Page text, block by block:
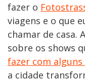
fazer o
viagens e o que
chamar de casa.
sobre os shows
fazer com alguns
a cidade